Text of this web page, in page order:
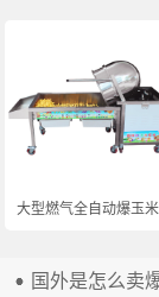
大型燃气全自动爆玉米
国外是怎么卖